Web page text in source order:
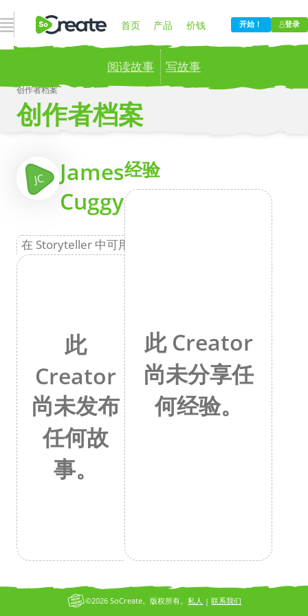
打开导航 首页 产品 价钱
博客 公司
开始！ 登录
阅读故事 写故事
Publish your stories to a global audience.
now!
创作者档案
创作者档案
JC
James
Cuggy
在 Storyteller 中可用
更
此
Creator
尚未发布
任何故
事。
经验
此 Creator
尚未分享任
何经验。
私人 |联系我们
©2026 SoCreate。版权所有。